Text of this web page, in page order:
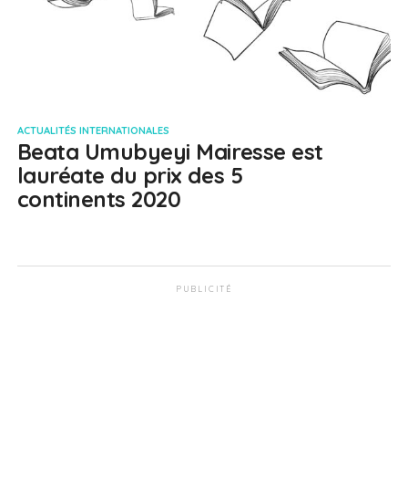
ACTUALITÉS INTERNATIONALES
Beata Umubyeyi Mairesse est
lauréate du prix des 5
continents 2020
PUBLICITÉ